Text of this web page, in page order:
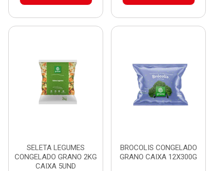
SELETA LEGUMES
CONGELADO GRANO 2KG
CAIXA 5UND
BROCOLIS CONGELADO
GRANO CAIXA 12X300G